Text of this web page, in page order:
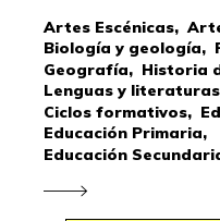
Artes Escénicas,
Biología y geología,
Geografía, Historia
Lenguas y
Ciclos formativos,
Educación Primaria,
Educación